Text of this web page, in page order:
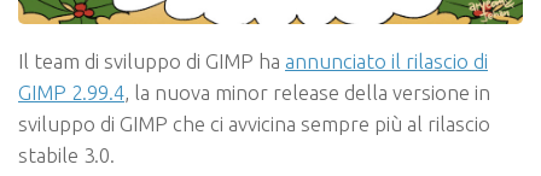
Il team di sviluppo di GIMP ha annunciato il rilascio di
GIMP 2.99.4 , la nuova minor release della versione in
sviluppo di GIMP che ci avvicina sempre più al rilascio
stabile 3.0.